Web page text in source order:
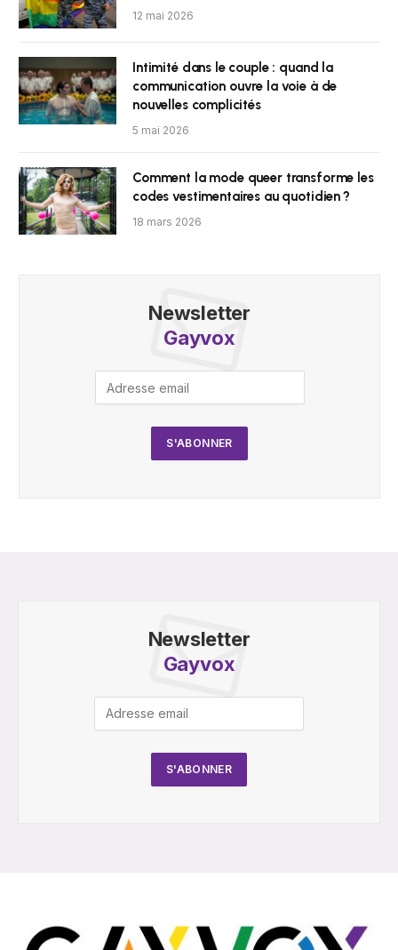
12 mai 2026
Intimité dans le couple : quand la
communication ouvre la voie à de
nouvelles complicités
5 mai 2026
Comment la mode queer transforme les
codes vestimentaires au quotidien ?
18 mars 2026
Newsletter
Gayvox
Newsletter
Gayvox